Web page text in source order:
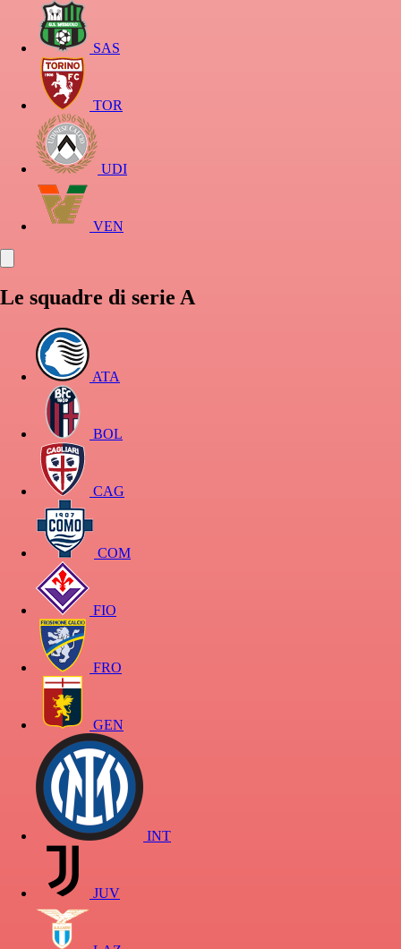
SAS
TOR
UDI
VEN
Le squadre di serie A
ATA
BOL
CAG
COM
FIO
FRO
GEN
INT
JUV